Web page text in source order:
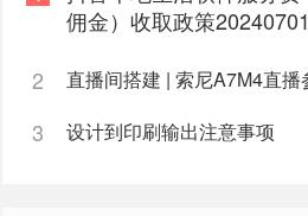
佣金）收取政策20240701
2
3 设计到印刷输出注意事项